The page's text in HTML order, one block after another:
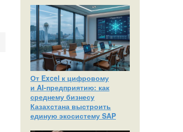
От Excel к цифровому
и AI‑предприятию: как
среднему бизнесу
Казахстана выстроить
единую экосистему SAP